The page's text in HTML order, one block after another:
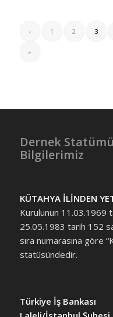
‹ 1 2 3
»
Dernek
Bilgilerimiz
KÜTAHYA İLİNDEN
Kurulunun 11.03.1969
25.05.1983 tarih 152
sıra numarasına göre
statüsündedir.
Türkiye İş Bankası